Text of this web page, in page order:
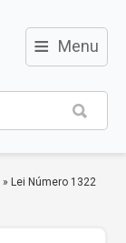
≡ Menu
» Lei Número 1322